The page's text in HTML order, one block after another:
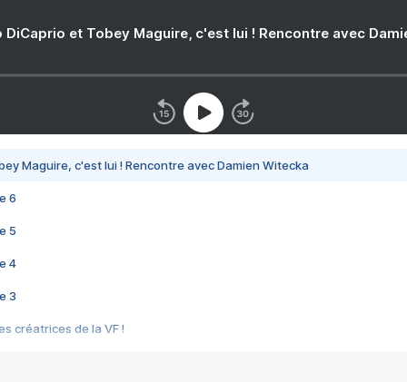
DiCaprio et Tobey Maguire, c'est lui ! Rencontre avec
Maguire, c'est lui ! Rencontre avec Damien Witecka
6
5
4
3
créatrices de la VF !